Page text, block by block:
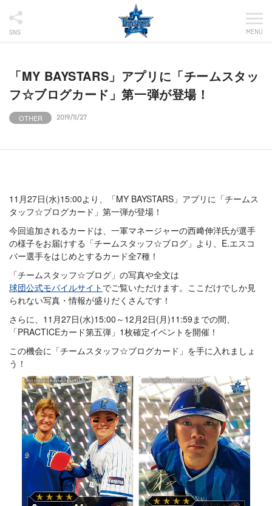
SNS MENU
「MY BAYSTARS」アプリに「チームスタッ
フ☆ブログカード」第一弾が登場！
OTHER 2019/11/27
11月27日(水)15:00より、「MY BAYSTARS」アプリに「チームス
タッフ☆ブログカード」第一弾が登場！
今回追加されるカードは、一軍マネージャーの西﨑伸洋氏が選手
の様子をお届けする「チームスタッフ☆ブログ」より、E.エスコ
バー選手をはじめとするカード全7種！
「チームスタッフ☆ブログ」の写真や全文は
球団公式モバイルサイト でご覧いただけます。ここだけでしか見
られない写真・情報が盛りだくさんです！
さらに、11月27日(水)15:00～12月2日(月)11:59までの間、
「PRACTICEカード第五弾」1枚確定イベントを開催！
この機会に「チームスタッフ☆ブログカード」を手に入れましょ
う！